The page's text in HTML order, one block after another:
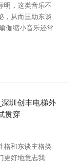
明，这类音乐不
，从而匡助东谈
伽缩小音乐还常
圳创丰电梯外
贯穿
格和东谈主格类
更好地意志我